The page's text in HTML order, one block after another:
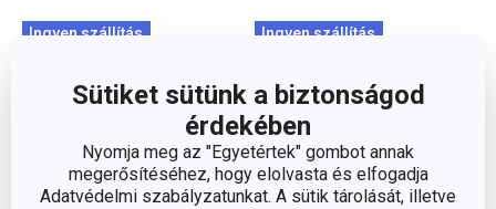
Sütiket sütünk a biztonságod
érdekében
Nyomja meg az "Egyetértek" gombot annak
megerősítéséhez, hogy elolvasta és elfogadja
Adatvédelmi szabályzatunkat. A sütik tárolását, illetve
Ingyen szállítás
23 100 Ft
Elérhető a webáruházban
Ingyen szállítás
serpenyő fedővel
ø 28 cm
38 000 Ft
Elérhető a webáruházban